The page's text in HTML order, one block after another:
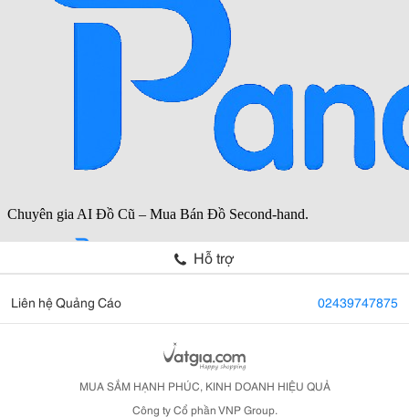
Hỗ trợ
Liên hệ Quảng Cáo 02439747875
MUA SẮM HẠNH PHÚC, KINH DOANH HIỆU QUẢ
Công ty Cổ phần VNP Group.